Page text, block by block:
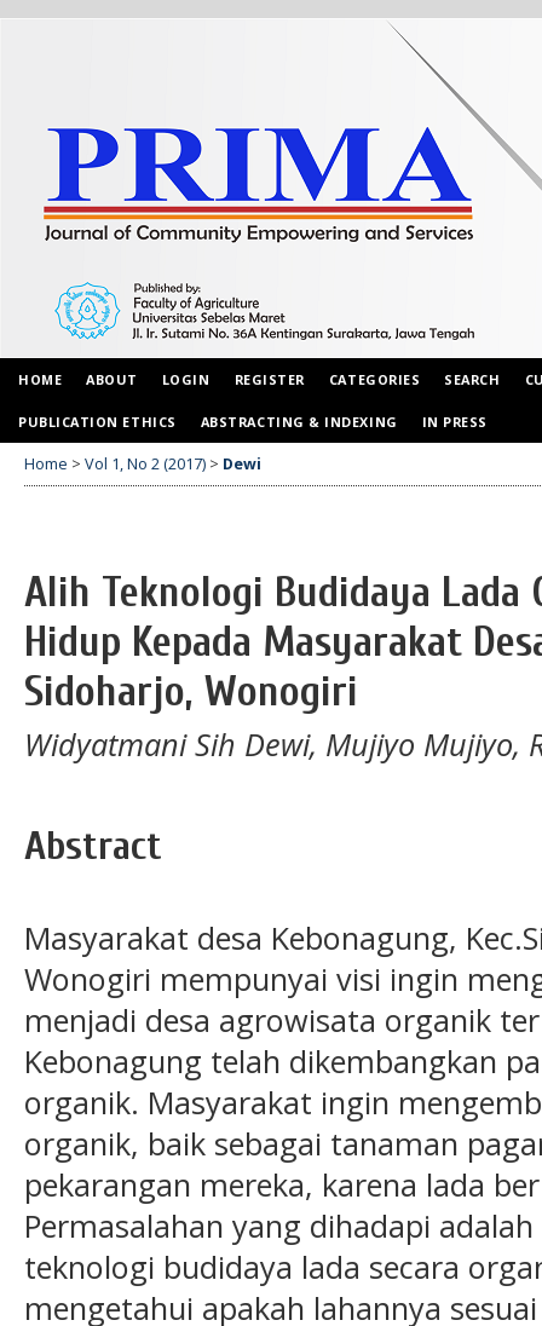
HOME ABOUT LOGIN REGISTER CATEGORIES SEARCH
PUBLICATION ETHICS ABSTRACTING & INDEXING IN PRESS
Home > Vol 1, No 2 (2017) > Dewi
Alih Teknologi Budidaya Lada
Hidup Kepada Masyarakat
Sidoharjo, Wonogiri
Widyatmani Sih Dewi, Mujiyo Mujiyo,
Abstract
Masyarakat desa Kebonagung,
Wonogiri mempunyai visi ingin
menjadi desa agrowisata organik
Kebonagung telah dikembangkan
organik. Masyarakat ingin
organik, baik sebagai tanaman
pekarangan mereka, karena lada
Permasalahan yang dihadapi
teknologi budidaya lada secara
mengetahui apakah lahannya